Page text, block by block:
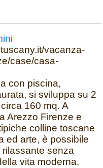
vacanza-
case/casa-
con piscina,
si sviluppa su 2
160 mq. A
Arezzo Firenze e
colline toscane
ed arte, è possibile
senza
vita moderna.